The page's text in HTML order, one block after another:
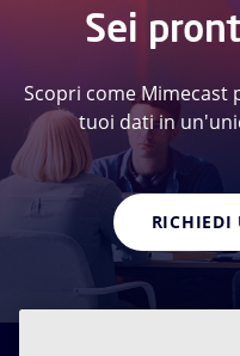
Sei
Scopri come Mimecast
tuoi dati in
RICHIEDI